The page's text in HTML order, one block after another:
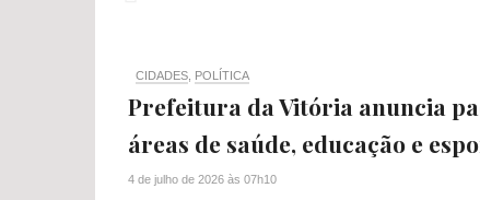
CIDADES POLÍTICA
Prefeitura da Vitória anuncia
áreas de saúde, educação e
4 de julho de 2026 às 07h10